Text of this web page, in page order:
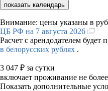
показать календарь
Внимание: цены указаны в
ЦБ РФ на 7 августа 2026
Расчет с арендодателем будет
в белорусских рублях .
3 047 ₽ за сутки
включает проживание не
Показать дополнительные